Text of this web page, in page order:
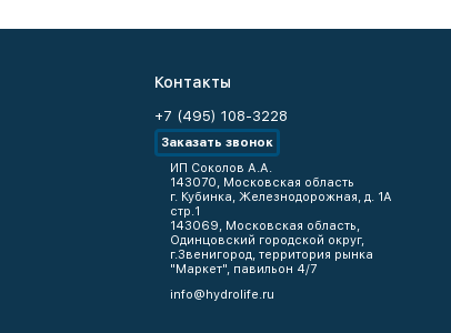
Контакты
+7 (495) 108-3228
Заказать звонок
ИП Соколов А.А.
143070, Московская область
г. Кубинка, Железнодорожная, д. 1А
стр.1
143069, Московская область,
Одинцовский городской округ,
г.Звенигород, территория рынка
"Маркет", павильон 4/7
info@hydrolife.ru